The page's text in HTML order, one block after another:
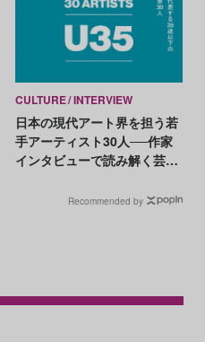
CULTURE INTERVIEW
日本の現代アート界を担う若
手アーティスト30人──作家
インタビューで読み解く芸術
Recommended by